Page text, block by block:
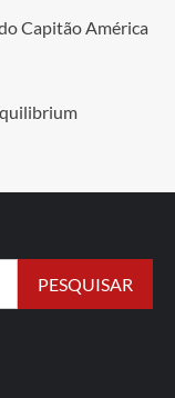
Capitão América